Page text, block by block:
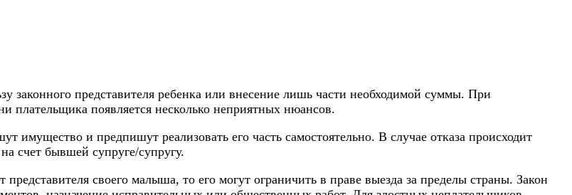
законного представителя ребенка или внесение лишь части необходимой суммы. При
плательщика появляется несколько неприятных нюансов.
имущество и предпишут реализовать его часть самостоятельно. В случае отказа происходит
счет бывшей супруге/супругу.
своего малыша, то его могут ограничить в праве выезда за пределы страны. Закон